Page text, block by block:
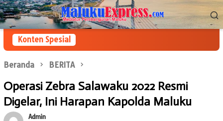
Loncat
ke
konten
Menu
Mobile
Konten Spesial
Beranda BERITA
Operasi Zebra Salawaku 2022 Resmi
Digelar, Ini Harapan Kapolda Maluku
Admin